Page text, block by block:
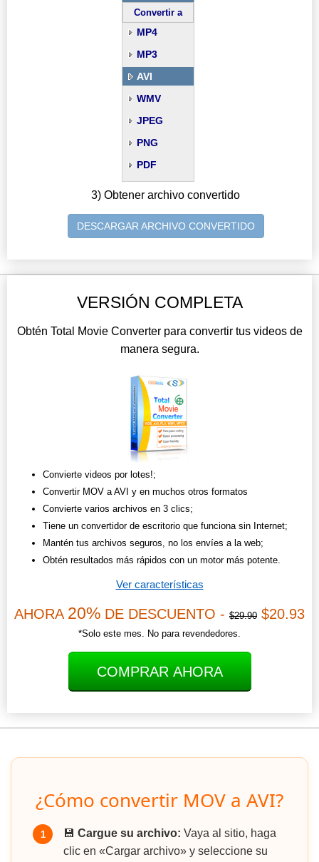
Convertir a
MP4
MP3
AVI
WMV
JPEG
PNG
PDF
3) Obtener archivo convertido
DESCARGAR ARCHIVO CONVERTIDO
VERSIÓN COMPLETA
Obtén Total Movie Converter para convertir tus videos de
manera segura.
Convierte videos por lotes!;
Convertir MOV a AVI y en muchos otros formatos
Convierte varios archivos en 3 clics;
Tiene un convertidor de escritorio que funciona sin Internet;
Mantén tus archivos seguros, no los envíes a la web;
Obtén resultados más rápidos con un motor más potente.
Ver características
AHORA 20% DE DESCUENTO - $29.90 $20.93
*Solo este mes. No para revendedores.
COMPRAR AHORA
¿Cómo convertir MOV a AVI?
1 💾 Cargue su archivo: Vaya al sitio, haga
clic en «Cargar archivo» y seleccione su